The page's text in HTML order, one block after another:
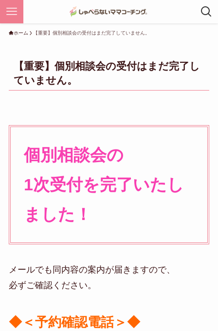
ホーム 【重要】個別相談会の受付はまだ完了していません。
【重要】個別相談会の受付はまだ完了し
ていません。
個別相談会の
1次受付を完了いたし
ました！
メールでも同内容の案内が届きますので、
必ずご確認ください。
◆＜予約確認電話＞◆